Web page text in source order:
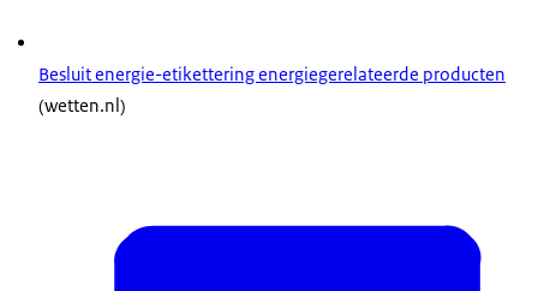
Besluit energie-etikettering energiegerelateerde producten
(wetten.nl)